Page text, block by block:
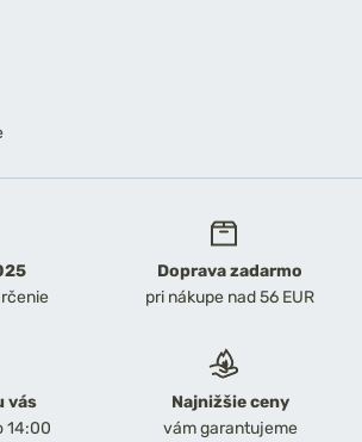
Doprava zadarmo
pri nákupe nad 56 EUR
vás
14:00
Najnižšie ceny
vám garantujeme